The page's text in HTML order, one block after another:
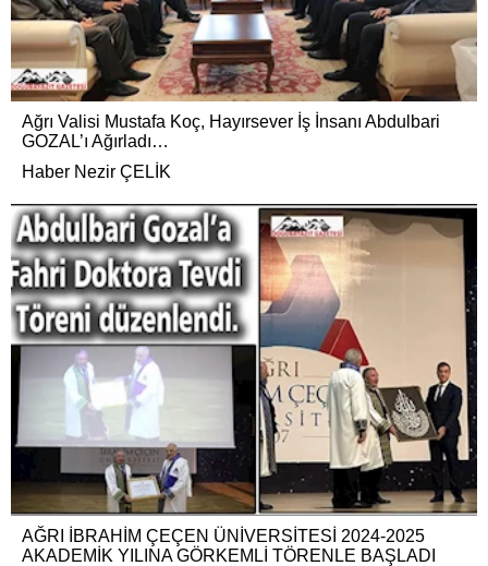
Ağrı Valisi Mustafa Koç, Hayırsever İş İnsanı Abdulbari
GOZAL’ı Ağırladı…
Haber Nezir ÇELİK
AĞRI İBRAHİM ÇEÇEN ÜNİVERSİTESİ 2024-2025
AKADEMİK YILINA GÖRKEMLİ TÖRENLE BAŞLADI